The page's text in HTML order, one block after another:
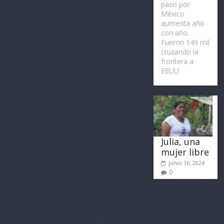
paso por
México
aumenta año
con año.
Fueron 149 mil
cruzando la
frontera a
EEUU
Julia, una
mujer libre
junio 16, 2024
0